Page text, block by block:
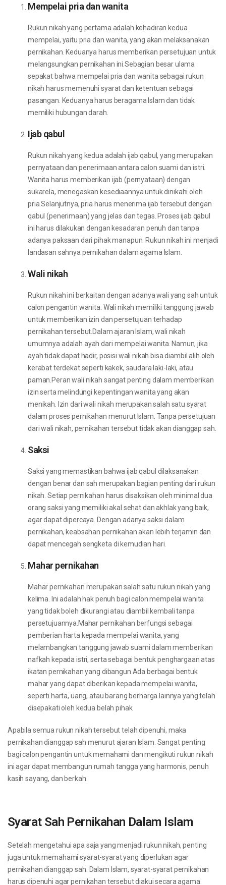
Mempelai pria dan wanita
Rukun nikah yang pertama adalah kehadiran kedua
mempelai, yaitu pria dan wanita, yang akan melaksanakan
pernikahan. Keduanya harus memberikan persetujuan untuk
melangsungkan pernikahan ini.Sebagian besar ulama
sepakat bahwa mempelai pria dan wanita sebagai rukun
nikah harus memenuhi syarat dan ketentuan sebagai
pasangan. Keduanya harus beragama Islam dan tidak
memiliki hubungan darah.
Ijab qabul
Rukun nikah yang kedua adalah ijab qabul, yang merupakan
pernyataan dan penerimaan antara calon suami dan istri.
Wanita harus memberikan ijab (pernyataan) dengan
sukarela, menegaskan kesediaannya untuk dinikahi oleh
pria.Selanjutnya, pria harus menerima ijab tersebut dengan
qabul (penerimaan) yang jelas dan tegas. Proses ijab qabul
ini harus dilakukan dengan kesadaran penuh dan tanpa
adanya paksaan dari pihak manapun. Rukun nikah ini menjadi
landasan sahnya pernikahan dalam agama Islam.
Wali nikah
Rukun nikah ini berkaitan dengan adanya wali yang sah untuk
calon pengantin wanita. Wali nikah memiliki tanggung jawab
untuk memberikan izin dan persetujuan terhadap
pernikahan tersebut.Dalam ajaran Islam, wali nikah
umumnya adalah ayah dari mempelai wanita. Namun, jika
ayah tidak dapat hadir, posisi wali nikah bisa diambil alih oleh
kerabat terdekat seperti kakek, saudara laki-laki, atau
paman.Peran wali nikah sangat penting dalam memberikan
izin serta melindungi kepentingan wanita yang akan
menikah. Izin dari wali nikah merupakan salah satu syarat
dalam proses pernikahan menurut Islam. Tanpa persetujuan
dari wali nikah, pernikahan tersebut tidak akan dianggap sah.
Saksi
Saksi yang memastikan bahwa ijab qabul dilaksanakan
dengan benar dan sah merupakan bagian penting dari rukun
nikah. Setiap pernikahan harus disaksikan oleh minimal dua
orang saksi yang memiliki akal sehat dan akhlak yang baik,
agar dapat dipercaya. Dengan adanya saksi dalam
pernikahan, keabsahan pernikahan akan lebih terjamin dan
dapat mencegah sengketa di kemudian hari.
Mahar pernikahan
Mahar pernikahan merupakan salah satu rukun nikah yang
kelima. Ini adalah hak penuh bagi calon mempelai wanita
yang tidak boleh dikurangi atau diambil kembali tanpa
persetujuannya.Mahar pernikahan berfungsi sebagai
pemberian harta kepada mempelai wanita, yang
melambangkan tanggung jawab suami dalam memberikan
nafkah kepada istri, serta sebagai bentuk penghargaan atas
ikatan pernikahan yang dibangun.Ada berbagai bentuk
mahar yang dapat diberikan kepada mempelai wanita,
seperti harta, uang, atau barang berharga lainnya yang telah
disepakati oleh kedua belah pihak.
Apabila semua rukun nikah tersebut telah dipenuhi, maka
pernikahan dianggap sah menurut ajaran Islam. Sangat penting
bagi calon pengantin untuk memahami dan mengikuti rukun nikah
ini agar dapat membangun rumah tangga yang harmonis, penuh
kasih sayang, dan berkah.
Syarat Sah Pernikahan Dalam Islam
Setelah mengetahui apa saja yang menjadi rukun nikah, penting
juga untuk memahami syarat-syarat yang diperlukan agar
pernikahan dianggap sah. Dalam Islam, syarat-syarat pernikahan
harus dipenuhi agar pernikahan tersebut diakui secara agama.